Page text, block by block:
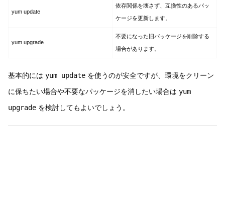
yum update
依存関係を壊さず、互換性のあるパッ
ケージを更新します。
yum upgrade
不要になった旧パッケージを削除する
場合があります。
基本的には yum update を使うのが安全ですが、環境をクリーン
に保ちたい場合や不要なパッケージを消したい場合は yum
upgrade を検討してもよいでしょう。